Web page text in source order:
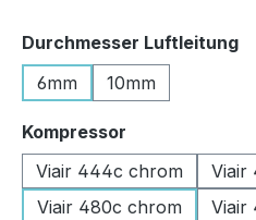
Durchmesser Luftleitung
6mm
10mm
Kompressor
Viair 444c chrom
Viair
Viair 480c chrom
Viair